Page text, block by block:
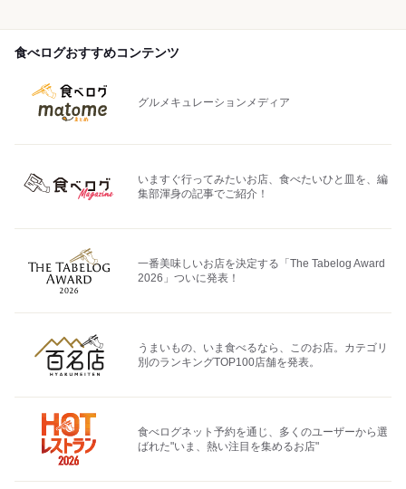
食べログおすすめコンテンツ
グルメキュレーションメディア
いますぐ行ってみたいお店、食べたいひと皿を、編
集部渾身の記事でご紹介！
一番美味しいお店を決定する「The Tabelog Award
2026」ついに発表！
うまいもの、いま食べるなら、このお店。カテゴリ
別のランキングTOP100店舗を発表。
食べログネット予約を通じ、多くのユーザーから選
ばれた"いま、熱い注目を集めるお店"